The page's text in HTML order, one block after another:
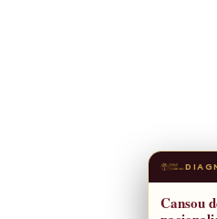
Cansou